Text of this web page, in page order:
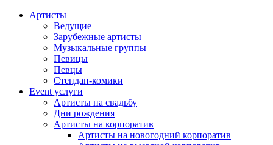
Артисты
Ведущие
Зарубежные артисты
Музыкальные группы
Певицы
Певцы
Стендап-комики
Event услуги
Артисты на свадьбу
Дни рождения
Артисты на корпоратив
Артисты на новогодний корпоратив